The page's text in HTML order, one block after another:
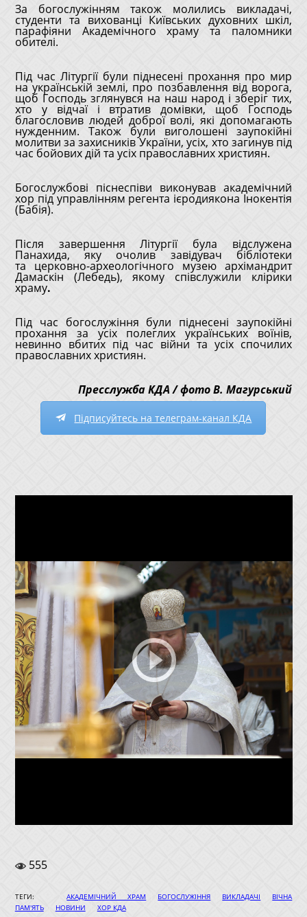
За богослужінням також молились викладачі,
студенти та вихованці Київських духовних шкіл,
парафіяни Академічного храму та паломники
обителі.
Під час Літургії були піднесені прохання про мир
на українській землі, про позбавлення від ворога,
щоб Господь зглянувся на наш народ і зберіг тих,
хто у відчаї і втратив домівки, щоб Господь
благословив людей доброї волі, які допомагають
нужденним. Також були виголошені заупокійні
молитви за захисників України, усіх, хто загинув під
час бойових дій та усіх православних християн.
Богослужбові піснеспіви виконував академічний
хор під управлінням регента ієродиякона Інокентія
(Бабія).
Після завершення Літургії була відслужена
Панахида, яку очолив завідувач бібліотеки
та церковно-археологічного музею архімандрит
Дамаскін (Лебедь), якому співслужили клірики
храму.
Під час богослужіння були піднесені заупокійні
прохання за усіх полеглих українських воїнів,
невинно вбитих під час війни та усіх спочилих
православних християн.
Пресслужба КДА / фото В. Магурський
Підписуйтесь на телеграм-канал КДА
555
ТЕГИ:АКАДЕМІЧНИЙ ХРАМ БОГОСЛУЖІННЯ ВИКЛАДАЧІ
ВІЧНА
ПАМ'ЯТЬ
НОВИНИ ХОР КДА